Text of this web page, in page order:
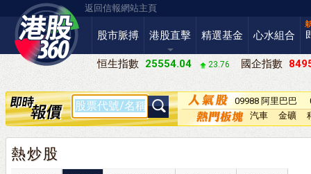
返回信報網站主頁
股市脈搏 港股直擊 精選基金 心水組合
恒生指數 25554.04 23.76 國企指數
09988 阿里巴巴
－Ｗ汽車
金礦
熱炒股